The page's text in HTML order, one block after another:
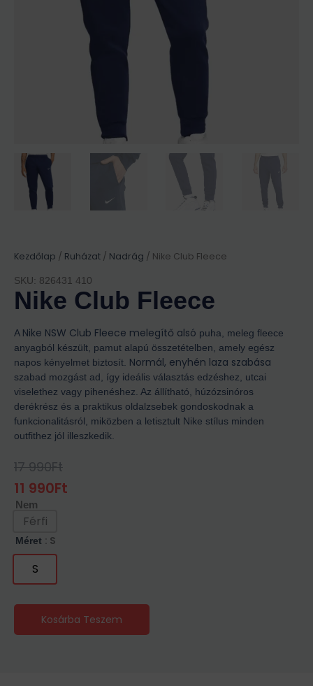
Kezdőlap / Ruházat / Nadrág / Nike Club Fleece
SKU: 826431 410
Nike Club Fleece
A Nike NSW Club Fleece melegítő alsó puha, meleg fleece
anyagból készült, pamut alapú összetételben, amely egész
napos kényelmet biztosít. Normál, enyhén laza szabása
szabad mozgást ad, így ideális választás edzéshez, utcai
viselethez vagy pihenéshez. Az állítható, húzózsinóros
derékrész és a praktikus oldalzsebek gondoskodnak a
funkcionalitásról, miközben a letisztult Nike stílus minden
outfithez jól illeszkedik.
17 990Ft
Original
Was:
17
990Ft.
11 990Ft
Current
Is:
11
990Ft.
Nem
Férfi
Méret : S
S
Kosárba Teszem